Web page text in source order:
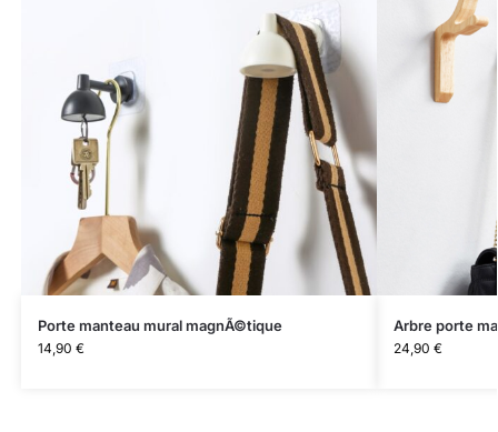
Porte manteau mural magnÃ©tique
14,90 €
Arbre porte
24,90 €